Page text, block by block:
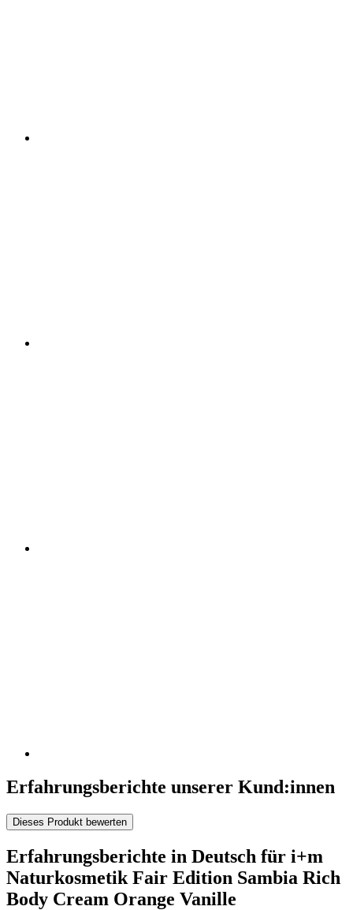
Erfahrungsberichte unserer Kund:innen
Dieses Produkt bewerten
Erfahrungsberichte in Deutsch für i+m
Naturkosmetik Fair Edition Sambia Rich
Body Cream Orange Vanille